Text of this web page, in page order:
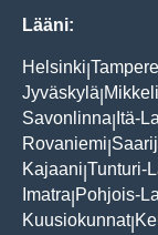
Lääni:
Helsinki Tampere
Jyväskylä Mikkeli
Savonlinna Itä-
Rovaniemi
Kajaani Tunturi-
Imatra Pohjois-
Kuusiokunnat|